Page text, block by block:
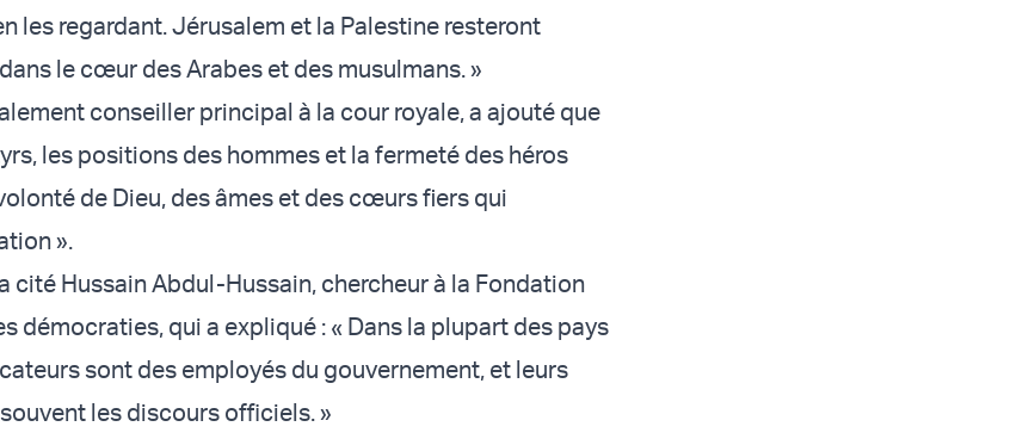
les regardant. Jérusalem et la Palestine resteront
le cœur des Arabes et des musulmans. »
conseiller principal à la cour royale, a ajouté que
les positions des hommes et la fermeté des héros
de Dieu, des âmes et des cœurs fiers qui
».
cité Hussain Abdul-Hussain, chercheur à la Fondation
démocraties, qui a expliqué : « Dans la plupart des pays
sont des employés du gouvernement, et leurs
les discours officiels. »